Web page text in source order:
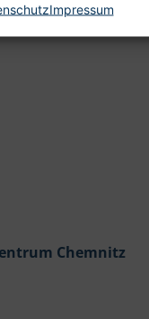
Impressum
Chemnitz